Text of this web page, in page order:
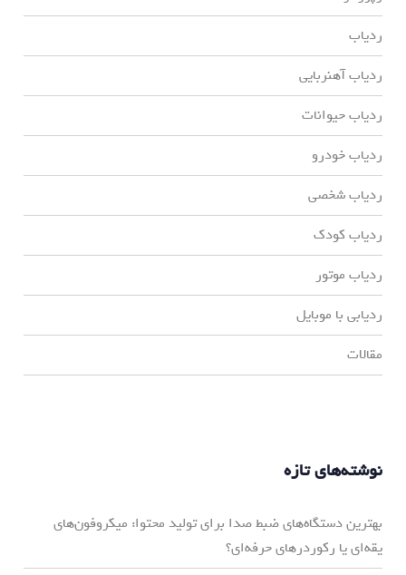
ردیاب
ردیاب آهنربایی
ردیاب حیوانات
ردیاب خودرو
ردیاب شخصی
ردیاب کودک
ردیاب موتور
ردیابی با موبایل
مقالات
نوشته‌های تازه
بهترین دستگاه‌های ضبط صدا برای تولید محتوا: میکروفون‌های
یقه‌ای یا رکوردرهای حرفه‌ای؟